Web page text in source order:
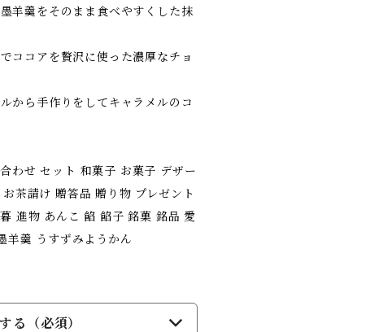
羊羹をそのまま食べやすくした抹
ココアを贅沢に使った濃厚なチョ
から手作りをしてキャラメルのコ
わせ セット 和菓子 お菓子 デザー
茶請け 贈答品 贈り物 プレゼント
進物 あんこ 餡 餡子 銘菓 銘品 愛
羊羹 うすずみようかん
る（必須）